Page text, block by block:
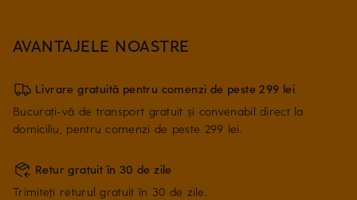
AVANTAJELE NOASTRE
Livrare gratuită pentru comenzi de peste 299 lei
Bucurați-vă de transport gratuit și convenabil direct la
domiciliu, pentru comenzi de peste 299 lei.
Retur gratuit în 30 de zile
Trimiteți returul gratuit în 30 de zile.